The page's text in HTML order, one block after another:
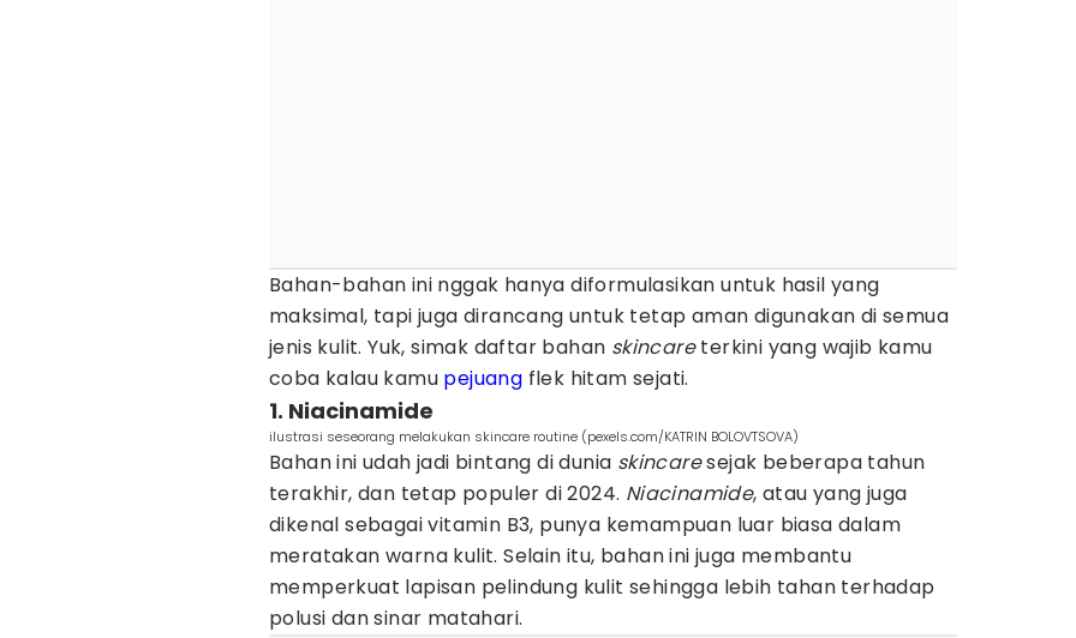
Bahan-bahan ini nggak hanya diformulasikan untuk hasil yang
maksimal, tapi juga dirancang untuk tetap aman digunakan di semua
jenis kulit. Yuk, simak daftar bahan skincareterkini yang wajib kamu
coba kalau kamu pejuang flek hitam sejati.
1. Niacinamide
ilustrasi seseorang melakukan skincare routine (pexels.com/KATRIN BOLOVTSOVA)
Bahan ini udah jadi bintang di dunia skincaresejak beberapa tahun
terakhir, dan tetap populer di 2024. Niacinamide, atau yang juga
dikenal sebagai vitamin B3, punya kemampuan luar biasa dalam
meratakan warna kulit. Selain itu, bahan ini juga membantu
memperkuat lapisan pelindung kulit sehingga lebih tahan terhadap
polusi dan sinar matahari.